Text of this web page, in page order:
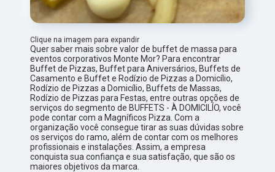
Clique na imagem para expandir
Quer saber mais sobre valor de buffet de massa para
eventos corporativos Monte Mor? Para encontrar
Buffet de Pizzas, Buffet para Aniversários, Buffets de
Casamento e Buffet e Rodízio de Pizzas a Domicílio,
Rodízio de Pizzas a Domicílio, Buffets de Massas,
Rodízio de Pizzas para Festas, entre outras opções de
serviços do segmento de BUFFETS - À DOMICILÍO, você
pode contar com a Magníficos Pizza. Com a
organização você consegue tirar as suas dúvidas sobre
os serviços do ramo, além de contar com os melhores
profissionais e instalações. Assim, a empresa
conquista sua confiança e sua satisfação, que são os
maiores objetivos da marca.